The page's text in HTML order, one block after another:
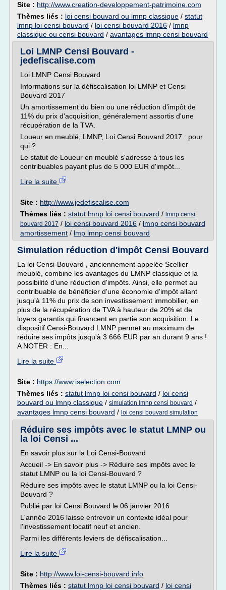
Site : http://www.creation-developpement-patrimoine.com
Thèmes liés : loi censi bouvard ou lmnp classique / statut
lmnp loi censi bouvard / loi censi bouvard 2016 / lmnp
classique ou censi bouvard / avantages lmnp censi bouvard
Loi LMNP Censi Bouvard -
jedefiscalise.com
Loi LMNP Censi Bouvard
Informations sur la défiscalisation loi LMNP et Censi
Bouvard 2017
Un amortissement du bien ou une réduction d'impôt de
11% du prix d'acquisition, généralement assortis d'une
récupération de la TVA.
Loueur en meublé, LMNP, Loi Censi Bouvard 2017 : pour
qui ?
Le statut de Loueur en meublé s'adresse à tous les
contribuables payant plus de 5 000 EUR d'impôt...
Lire la suite
Site : http://www.jedefiscalise.com
Thèmes liés : statut lmnp loi censi bouvard / lmnp censi
bouvard 2017 / loi censi bouvard 2016 / lmnp censi bouvard
amortissement / lmp lmnp censi bouvard
Simulation réduction d'impôt Censi Bouvard
La loi Censi-Bouvard , anciennement appelée Scellier
meublé, combine les avantages du LMNP classique et la
possibilité d'une réduction d'impôts. Ainsi, elle permet au
contribuable de bénéficier d'une économie d'impôt allant
jusqu'à 11% du prix de son investissement immobilier, en
plus de la récupération de TVA à hauteur de 20% et de
loyers garantis qui financent en partie son acquisition. Le
dispositif Censi-Bouvard LMNP permet au maximum de
réduire ses impôts jusqu'à 3 666 EUR par an durant 9 ans !
A NOTER : En...
Lire la suite
Site : https://www.iselection.com
Thèmes liés : statut lmnp loi censi bouvard / loi censi
bouvard ou lmnp classique / simulation lmnp censi bouvard /
avantages lmnp censi bouvard / loi censi bouvard simulation
Réduire ses impôts avec le statut LMNP ou
la loi Censi ...
En savoir plus sur la Loi Censi-Bouvard
Accueil -> En savoir plus -> Réduire ses impôts avec le
statut LMNP ou la loi Censi-Bouvard ?
Réduire ses impôts avec le statut LMNP ou la loi Censi-
Bouvard ?
Publié par loi Censi Bouvard le 06 janvier 2016
L'année 2016 laisse entrevoir un contexte idéal pour
l'investissement locatif neuf et ancien.
Parmi les différents leviers de défiscalisation...
Lire la suite
Site : http://www.loi-censi-bouvard.info
Thèmes liés : statut lmnp loi censi bouvard / loi censi